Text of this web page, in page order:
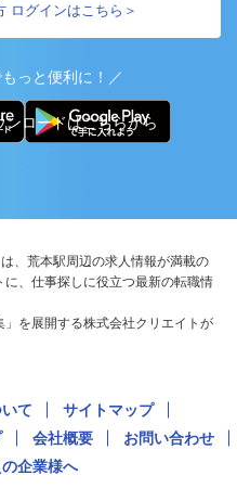
ログインはこちら＞
っと便利に！／
ンロードはこちらから
、荒本駅周辺の求人情報が満載の
、仕事探しに役立つ最新の転職情
を展開する株式会社クリエイトが
て
サイトマップ
会社概要
お問い合わせ
企業様へ